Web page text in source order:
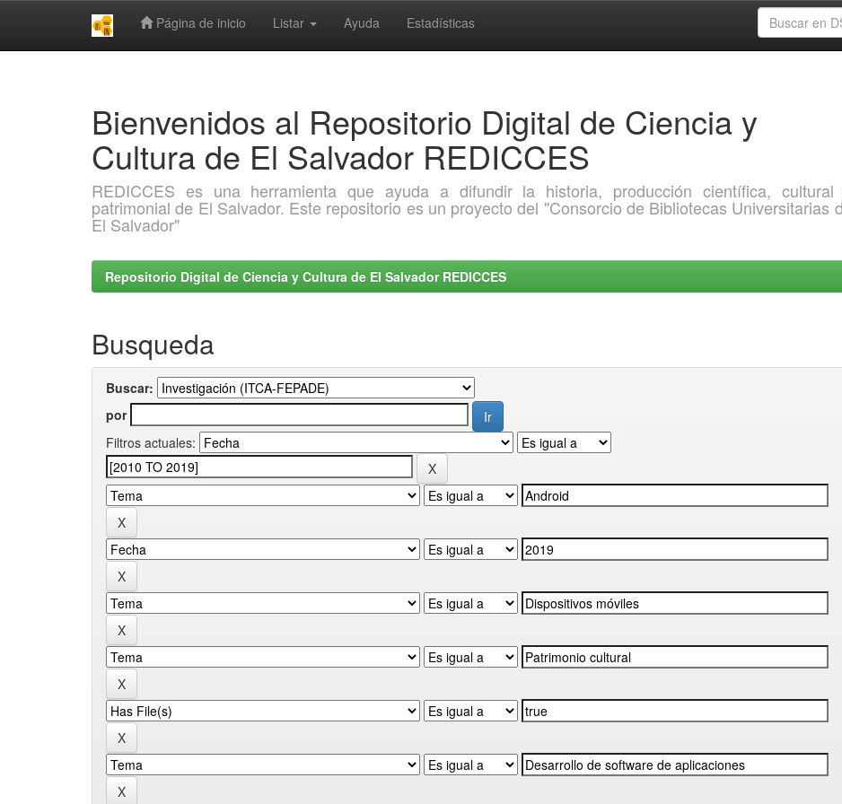
Página de inicio Listar Ayuda Estadísticas
Bienvenidos al Repositorio Digital de Ciencia y
Cultura de El Salvador REDICCES
REDICCES es una herramienta que ayuda a difundir la historia, producción científica, cultural
patrimonial de El Salvador. Este repositorio es un proyecto del "Consorcio de Bibliotecas Universitarias
El Salvador"
Repositorio Digital de Ciencia y Cultura de El Salvador REDICCES
Busqueda
Buscar:
por
Filtros actuales: